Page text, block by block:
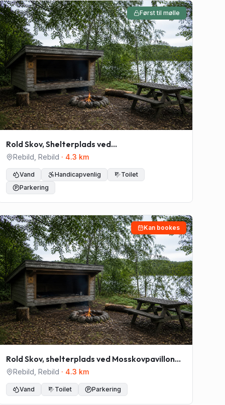
Først til mølle
Rold Skov, Shelterplads ved
Mosskovpavillonen - skal ikke bookes
Rebild Rebild · 4.3 km
Vand Handicapvenlig
Toilet
Parkering
Kan bookes
Rold Skov, shelterplads ved Mosskovpavillonen
- Shelter nr. 3
Rebild Rebild · 4.3 km
Vand Toilet Parkering